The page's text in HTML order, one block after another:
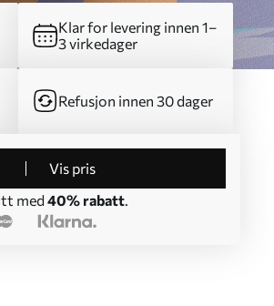
Klar for levering innen 1–
3 virkedager
Refusjon innen 30 dager
Vis pris
med 40% rabatt.